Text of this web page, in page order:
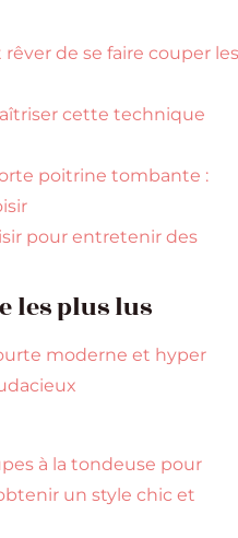
de se faire couper les
cette technique
poitrine tombante :
pour entretenir des
les plus lus
moderne et hyper
à la tondeuse pour
un style chic et